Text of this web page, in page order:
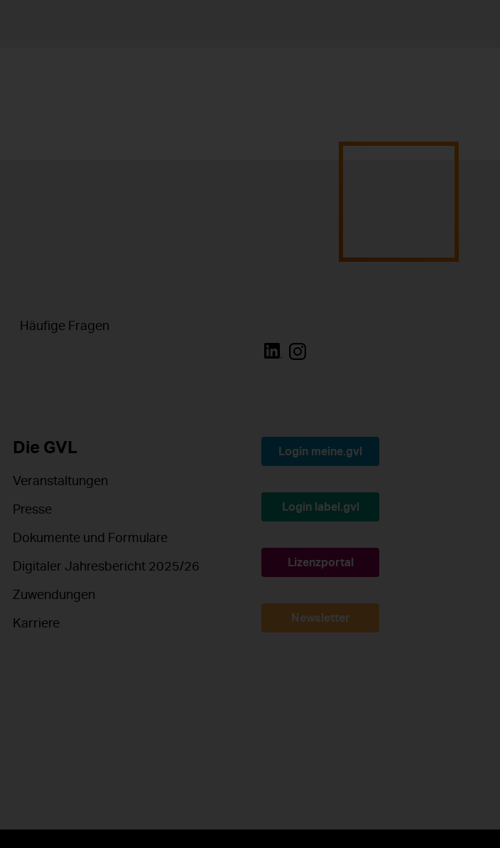
Häufige Fragen
Die GVL
Veranstaltungen
Presse
Dokumente und Formulare
Digitaler Jahresbericht 2025/26
Zuwendungen
Karriere
Login meine.gvl
Login label.gvl
Lizenzportal
Newsletter